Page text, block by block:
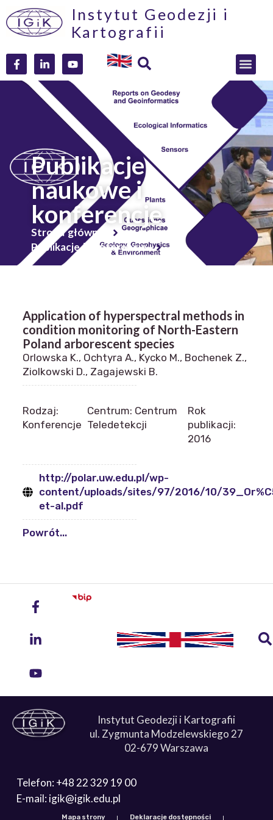
Instytut Geodezji i
Kartografii
Publikacje
naukowe i
konferencje
Strona główna
Publikacje i konferencje
Application of hyperspectral methods in
condition monitoring of North-Eastern
Poland arborescent species
Orlowska K., Ochtyra A., Kycko M., Bochenek Z.,
Ziolkowski D., Zagajewski B.
Rodzaj:
Konferencje
Centrum: Centrum
Teledetekcji
Rok
publikacji:
2016
http://polar.uw.edu.pl/wp-
content/uploads/sites/97/2016/10/
et-al.pdf
Powrót...
Instytut Geodezji i Kartografii
ul. Zygmunta Modzelewskiego 27
02-679 Warszawa
Telefon: +48 22 329 19 00
E-mail: igik@igik.edu.pl
Mapa strony Deklaracje dostępności